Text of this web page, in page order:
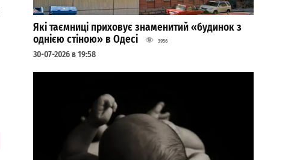
Які таємниці приховує знаменитий «будинок з
однією стіною» в Одесі
3956
30-07-2026 в 19:58